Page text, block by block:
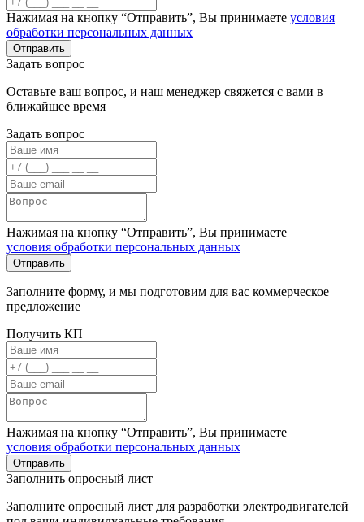
Нажимая на кнопку “Отправить”, Вы принимаете условия
обработки персональных данных
Задать вопрос
Оставьте ваш вопрос, и наш менеджер свяжется с вами в
ближайшее время
Задать вопрос
Нажимая на кнопку “Отправить”, Вы принимаете
условия обработки персональных данных
Заполните форму, и мы подготовим для вас коммерческое
предложение
Получить КП
Нажимая на кнопку “Отправить”, Вы принимаете
условия обработки персональных данных
Заполнить опросный лист
Заполните опросный лист для разработки электродвигателей